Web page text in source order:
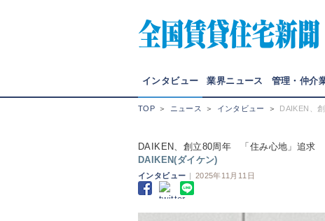
インタビュー 業界ニュース 管理・仲介
TOP ＞ ニュース ＞ インタビュー ＞ DAIKEN、
DAIKEN、創立80周年 「住み心地」追求
DAIKEN(ダイケン)
インタビュー | 2025年11月11日